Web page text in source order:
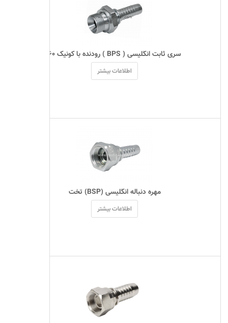
سری ثابت انگلیسی ( BPS ) رودنده با کونیک ۶۰
اطلاعات بیشتر
مهره دنباله انگلیسی (BSP) تخت
اطلاعات بیشتر